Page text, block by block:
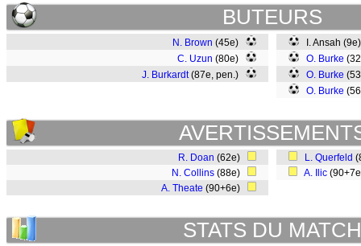
BUTEURS
N. Brown (45e)
C. Uzun (80e)
J. Burkardt(87e, pen.)
I. Ansah
O. Burke
O. Burke
O. Burke
R. Doan (62e)
N. Collins (88e)
A. Theate (90+6e)
L. Querfeld
A. Ilic
STATS DU MATCH